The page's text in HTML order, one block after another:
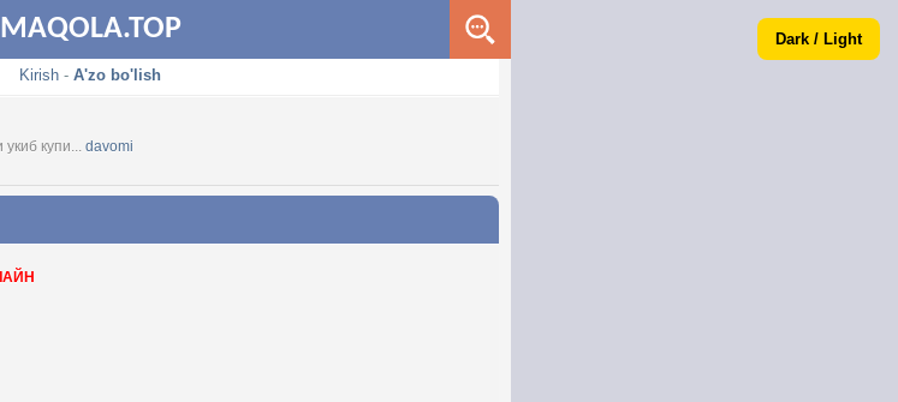
Dark / Light
MAQOLA.TOP
Kirish - A'zo bo'lish
купи... davomi